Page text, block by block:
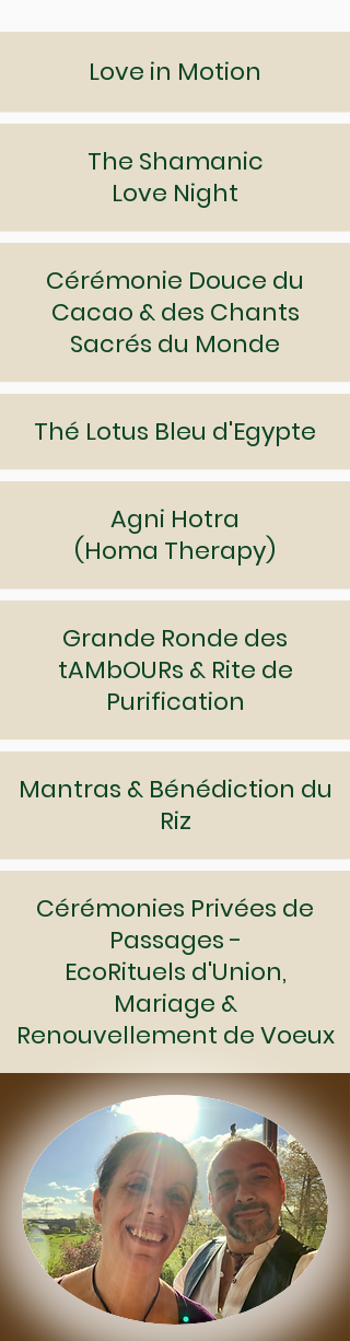
Love in Motion
The Shamanic
Love Night
Cérémonie Douce du
Cacao & des Chants
Sacrés du Monde
Thé Lotus Bleu d'Egypte
Agni Hotra
(Homa Therapy)
Grande Ronde des
tAMbOURs & Rite de
Purification
Mantras & Bénédiction du
Riz
Cérémonies Privées de
Passages -
EcoRituels d'Union,
Mariage &
Renouvellement de Voeux